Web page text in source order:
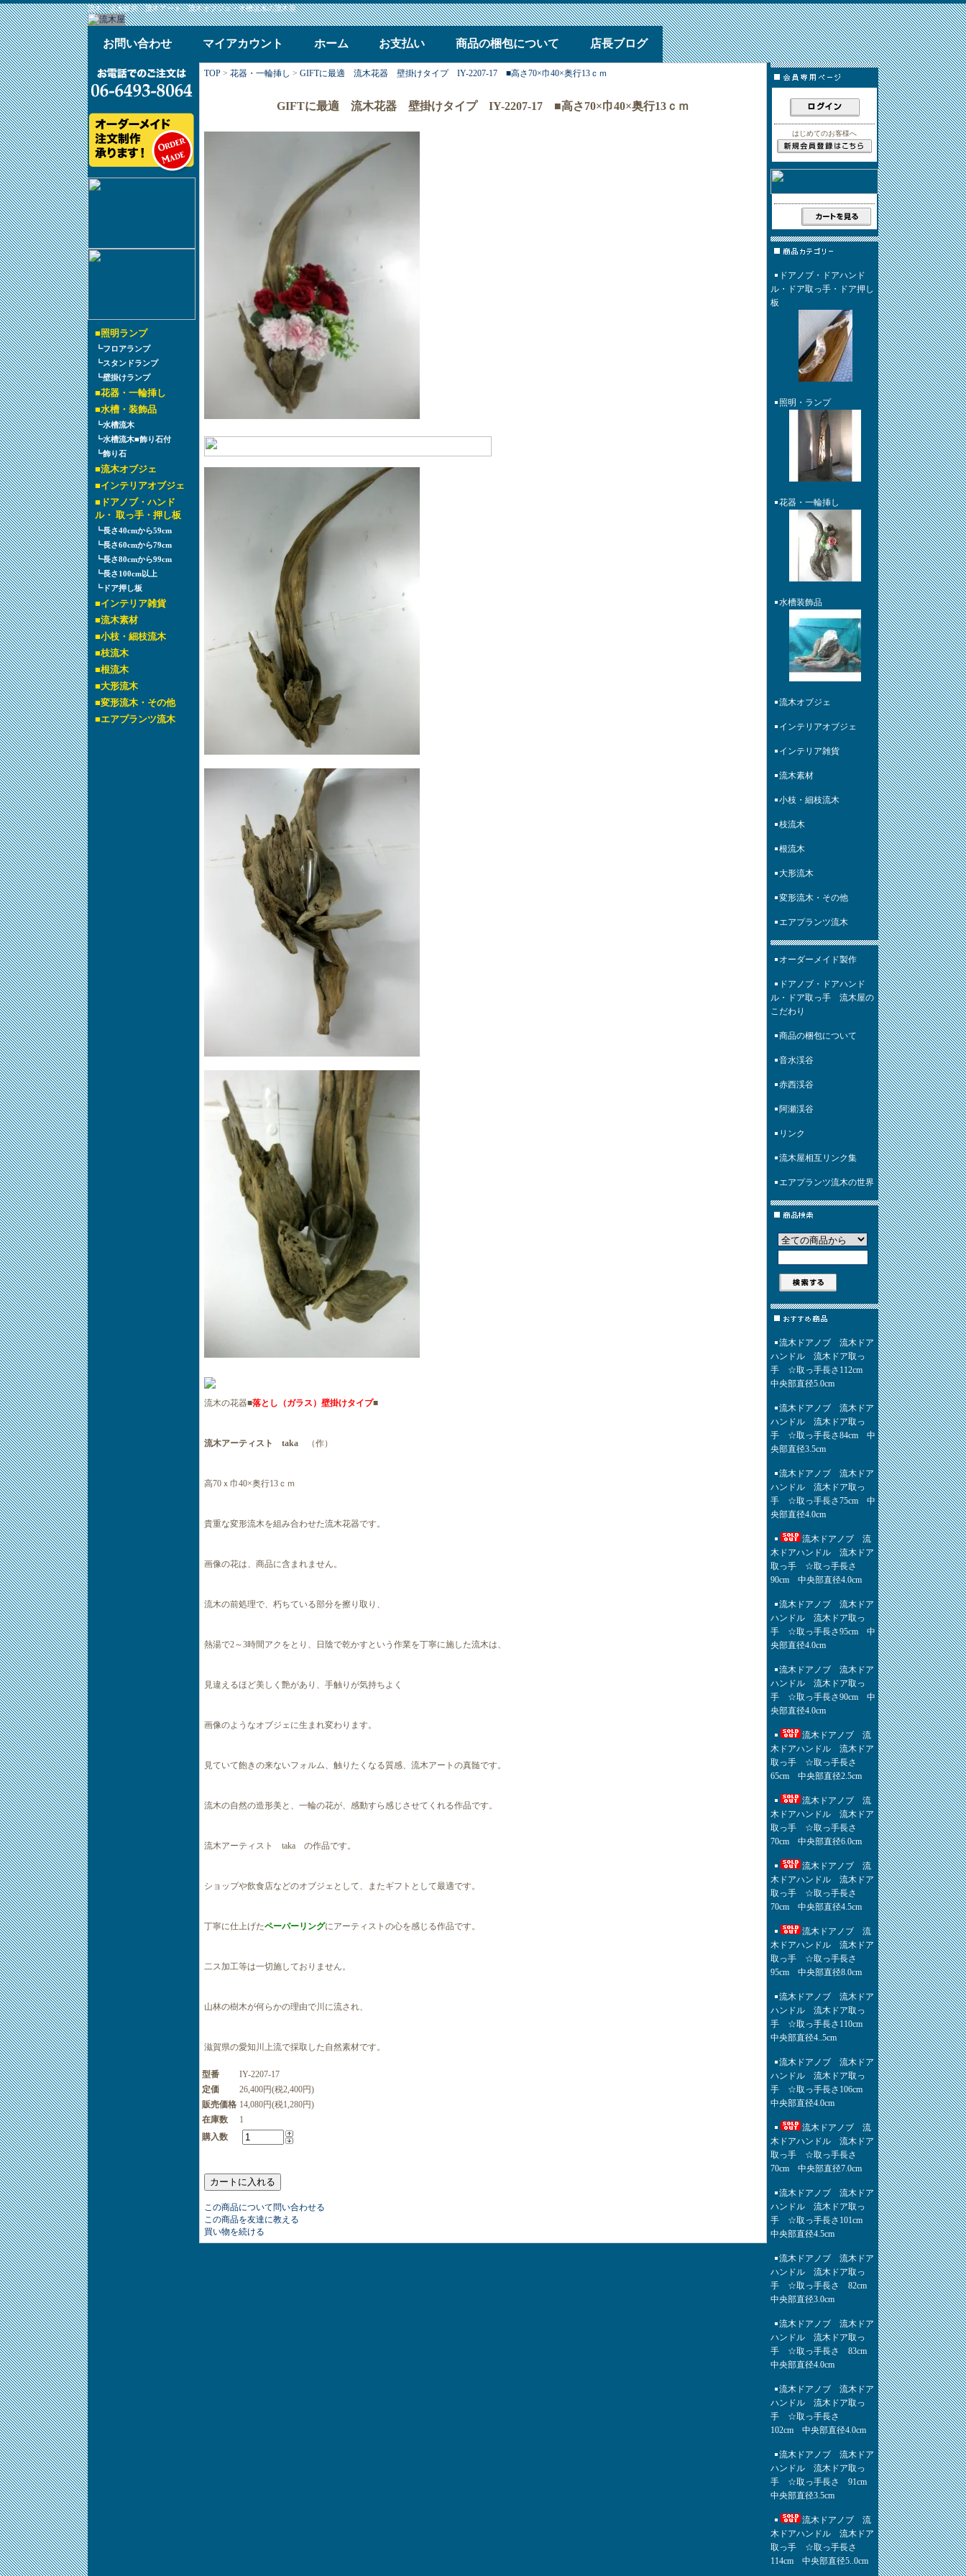
流木・流木販売・流木アート・流木オブジェ・水槽流木の流木屋
お問い合わせ マイアカウント ホーム お支払い 商品の梱包について 店長ブログ
■照明ランプ
┗フロアランプ
┗スタンドランプ
┗壁掛けランプ
■花器・一輪挿し
■水槽・装飾品
┗水槽流木
┗水槽流木■飾り石付
┗飾り石
■流木オブジェ
■インテリアオブジェ
■ ドアノブ・ハンド
ル・ 取っ手・押し板
┗長さ40cmから59cm
┗長さ60cmから79cm
┗長さ80cmから99cm
┗長さ100cm以上
┗ドア押し板
■インテリア雑貨
■流木素材
■小枝・細枝流木
■枝流木
■根流木
■大形流木
■変形流木・その他
■エアプランツ流木
TOP > 花器・一輪挿し > GIFTに最適 流木花器 壁掛けタイプ IY-2207-17 ■高さ70×巾40×奥行13ｃｍ
GIFTに最適 流木花器 壁掛けタイプ IY-2207-17 ■高さ70×巾40×奥行13ｃｍ
流木の花器■落とし（ガラス）壁掛けタイプ■
流木アーティスト taka （作）
高70ｘ巾40×奥行13ｃｍ
貴重な変形流木を組み合わせた流木花器です。
画像の花は、商品に含まれません。
流木の前処理で、朽ちている部分を擦り取り、
熱湯で2～3時間アクをとり、日陰で乾かすという作業を丁寧に施した流木は、
見違えるほど美しく艶があり、手触りが気持ちよく
画像のようなオブジェに生まれ変わります。
見ていて飽きの来ないフォルム、触りたくなる質感、流木アートの真髄です。
流木の自然の造形美と、一輪の花が、感動すら感じさせてくれる作品です。
流木アーティスト taka の作品です。
ショップや飲食店などのオブジェとして、またギフトとして最適です。
丁寧に仕上げたペーパーリングにアーティストの心を感じる作品です。
二ス加工等は一切施しておりません。
山林の樹木が何らかの理由で川に流され、
滋賀県の愛知川上流で採取した自然素材です。
型番
IY-2207-17
定価
26,400円(税2,400円)
販売価格 14,080円(税1,280円)
在庫数
1
購入数
この商品について問い合わせる
この商品を友達に教える
買い物を続ける
はじめてのお客様へ
ドアノブ・ドアハンド
ル・ドア取っ手・ドア押し
板
照明・ランプ
花器・一輪挿し
水槽装飾品
流木オブジェ
インテリアオブジェ
インテリア雑貨
流木素材
小枝・細枝流木
枝流木
根流木
大形流木
変形流木・その他
エアプランツ流木
オーダーメイド製作
ドアノブ・ドアハンド
ル・ドア取っ手 流木屋の
こだわり
商品の梱包について
音水渓谷
赤西渓谷
阿瀬渓谷
リンク
流木屋相互リンク集
エアプランツ流木の世界
流木ドアノブ 流木ドア
ハンドル 流木ドア取っ
手 ☆取っ手長さ112cm
中央部直径5.0cm
流木ドアノブ 流木ドア
ハンドル 流木ドア取っ
手 ☆取っ手長さ84cm 中
央部直径3.5cm
流木ドアノブ 流木ドア
ハンドル 流木ドア取っ
手 ☆取っ手長さ75cm 中
央部直径4.0cm
流木ドアノブ 流
木ドアハンドル 流木ドア
取っ手 ☆取っ手長さ
90cm 中央部直径4.0cm
流木ドアノブ 流木ドア
ハンドル 流木ドア取っ
手 ☆取っ手長さ95cm 中
央部直径4.0cm
流木ドアノブ 流木ドア
ハンドル 流木ドア取っ
手 ☆取っ手長さ90cm 中
央部直径4.0cm
流木ドアノブ 流
木ドアハンドル 流木ドア
取っ手 ☆取っ手長さ
65cm 中央部直径2.5cm
流木ドアノブ 流
木ドアハンドル 流木ドア
取っ手 ☆取っ手長さ
70cm 中央部直径6.0cm
流木ドアノブ 流
木ドアハンドル 流木ドア
取っ手 ☆取っ手長さ
70cm 中央部直径4.5cm
流木ドアノブ 流
木ドアハンドル 流木ドア
取っ手 ☆取っ手長さ
95cm 中央部直径8.0cm
流木ドアノブ 流木ドア
ハンドル 流木ドア取っ
手 ☆取っ手長さ110cm
中央部直径4..5cm
流木ドアノブ 流木ドア
ハンドル 流木ドア取っ
手 ☆取っ手長さ106cm
中央部直径4.0cm
流木ドアノブ 流
木ドアハンドル 流木ドア
取っ手 ☆取っ手長さ
70cm 中央部直径7.0cm
流木ドアノブ 流木ドア
ハンドル 流木ドア取っ
手 ☆取っ手長さ101cm
中央部直径4.5cm
流木ドアノブ 流木ドア
ハンドル 流木ドア取っ
手 ☆取っ手長さ 82cm
中央部直径3.0cm
流木ドアノブ 流木ドア
ハンドル 流木ドア取っ
手 ☆取っ手長さ 83cm
中央部直径4.0cm
流木ドアノブ 流木ドア
ハンドル 流木ドア取っ
手 ☆取っ手長さ
102cm 中央部直径4.0cm
流木ドアノブ 流木ドア
ハンドル 流木ドア取っ
手 ☆取っ手長さ 91cm
中央部直径3.5cm
流木ドアノブ 流
木ドアハンドル 流木ドア
取っ手 ☆取っ手長さ
114cm 中央部直径5..0cm